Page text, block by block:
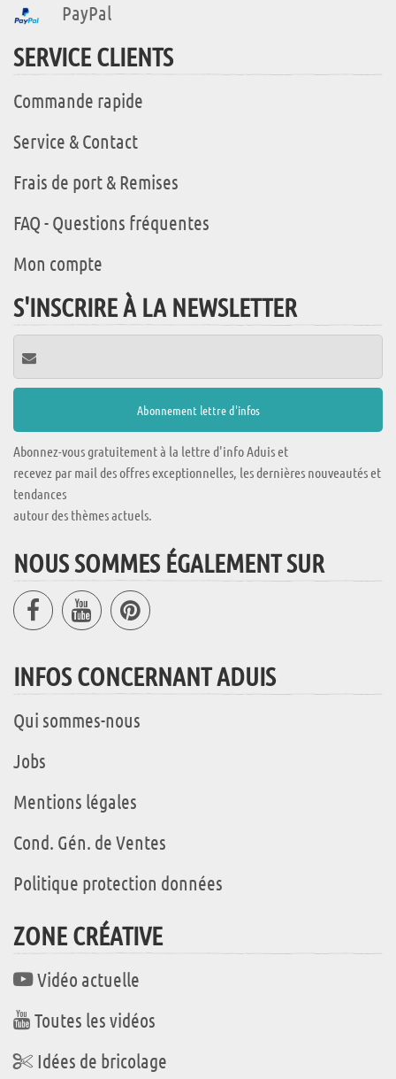
PayPal
SERVICE CLIENTS
Commande rapide
Service & Contact
Frais de port & Remises
FAQ - Questions fréquentes
Mon compte
S'INSCRIRE À LA NEWSLETTER
Abonnez-vous gratuitement à la lettre d'info Aduis et
recevez par mail des offres exceptionnelles, les dernières nouveautés et
tendances
autour des thèmes actuels.
NOUS SOMMES ÉGALEMENT SUR
INFOS CONCERNANT ADUIS
Qui sommes-nous
Jobs
Mentions légales
Cond. Gén. de Ventes
Politique protection données
ZONE CRÉATIVE
Vidéo actuelle
Toutes les vidéos
Idées de bricolage